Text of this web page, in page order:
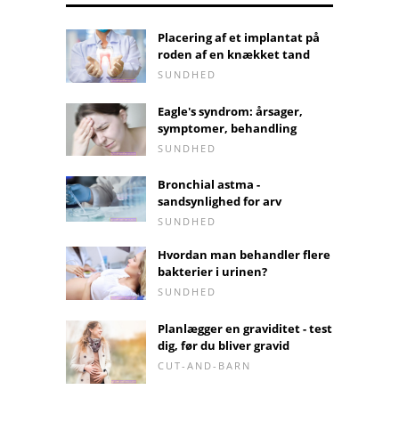
Placering af et implantat på
roden af ​​en knækket tand
SUNDHED
Eagle's syndrom: årsager,
symptomer, behandling
SUNDHED
Bronchial astma -
sandsynlighed for arv
SUNDHED
Hvordan man behandler flere
bakterier i urinen?
SUNDHED
Planlægger en graviditet - test
dig, før du bliver gravid
CUT-AND-BARN